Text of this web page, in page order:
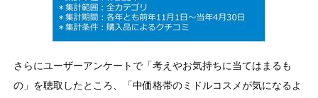
さらにユーザーアンケートで「考えやお気持ちに当てはまるも
の」を聴取したところ、「中価格帯のミドルコスメが気になるよ